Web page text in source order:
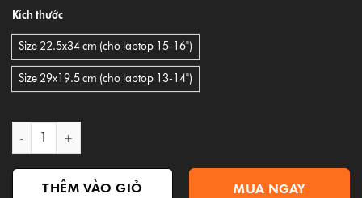
Kích thước
Size 22.5x34 cm (cho laptop 15-16")
Size 29x19.5 cm (cho laptop 13-14")
Khăn Microfiber phủ bàn phím laptop Hyperwork CC02 số
THÊM VÀO GIỎ MUA NGAY